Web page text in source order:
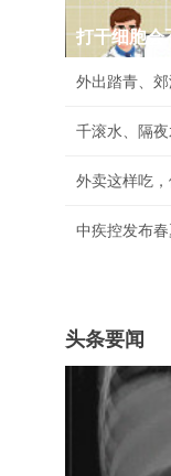
打干细胞会
外出踏青、
千滚水、隔
外卖这样吃
中疾控发布
头条要闻